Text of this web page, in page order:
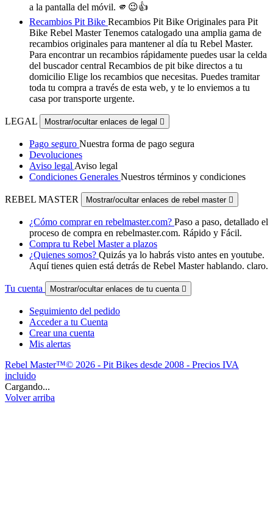
a la pantalla del móvil. 🫵😉👍
Recambios Pit Bike Recambios Pit Bike Originales para Pit
Bike Rebel Master Tenemos catalogado una amplia gama de
recambios originales para mantener al día tu Rebel Master.
Para encontrar un recambios rápidamente puedes usar la celda
del buscador central Recambios de pit bike directos a tu
domicilio Elige los recambios que necesitas. Puedes tramitar
toda tu compra a través de esta web, y te lo enviemos a tu
casa por transporte urgente.
LEGAL Mostrar/ocultar enlaces de legal 
Pago seguro Nuestra forma de pago segura
Devoluciones
Aviso legal Aviso legal
Condiciones Generales Nuestros términos y condiciones
REBEL MASTER Mostrar/ocultar enlaces de rebel master 
¿Cómo comprar en rebelmaster.com? Paso a paso, detallado el
proceso de compra en rebelmaster.com. Rápido y Fácil.
Compra tu Rebel Master a plazos
¿Quienes somos? Quizás ya lo habrás visto antes en youtube.
Aquí tienes quien está detrás de Rebel Master hablando. claro.
Tu cuenta Mostrar/ocultar enlaces de tu cuenta 
Seguimiento del pedido
Acceder a tu Cuenta
Crear una cuenta
Mis alertas
Rebel Master™© 2026 - Pit Bikes desde 2008 - Precios IVA
incluido
Cargando...
Volver arriba